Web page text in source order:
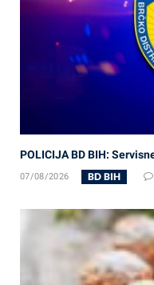
POLICIJA BD BIH:
07/08/2026 BD BIH